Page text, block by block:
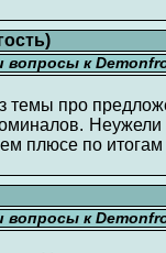
вопросы к
темы про
Неужели
плюсе по итогам
вопросы к